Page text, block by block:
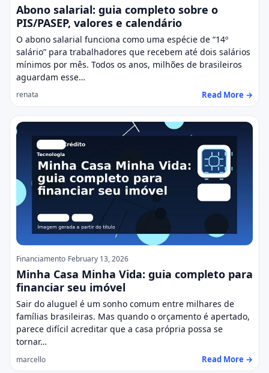
Abono salarial: guia completo sobre o
PIS/PASEP, valores e calendário
O abono salarial funciona como uma espécie de “14º
salário” para trabalhadores que recebem até dois salários
mínimos por mês. Todos os anos, milhões de brasileiros
aguardam esse…
renata Read More →
Financiamento February 13, 2026
Minha Casa Minha Vida: guia completo para
financiar seu imóvel
Sair do aluguel é um sonho comum entre milhares de
famílias brasileiras. Mas quando o orçamento é apertado,
parece difícil acreditar que a casa própria possa se
tornar…
marcello Read More →